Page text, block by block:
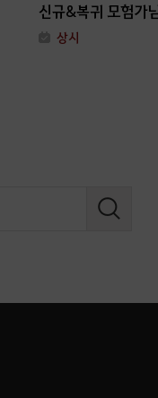
신규&복귀 모험가
상시